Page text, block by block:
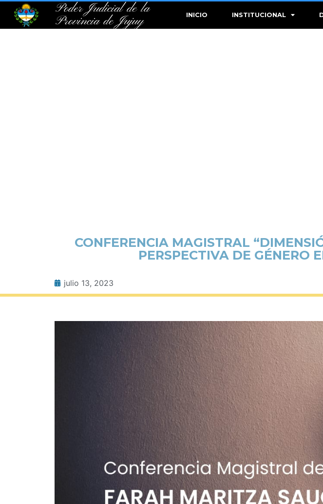
Poder Judicial de la
Provincia de Jujuy
INICIO INSTITUCIONAL
CONFERENCIA MAGISTRAL
PERSPECTIVA DE GÉNERO
julio 13, 2023